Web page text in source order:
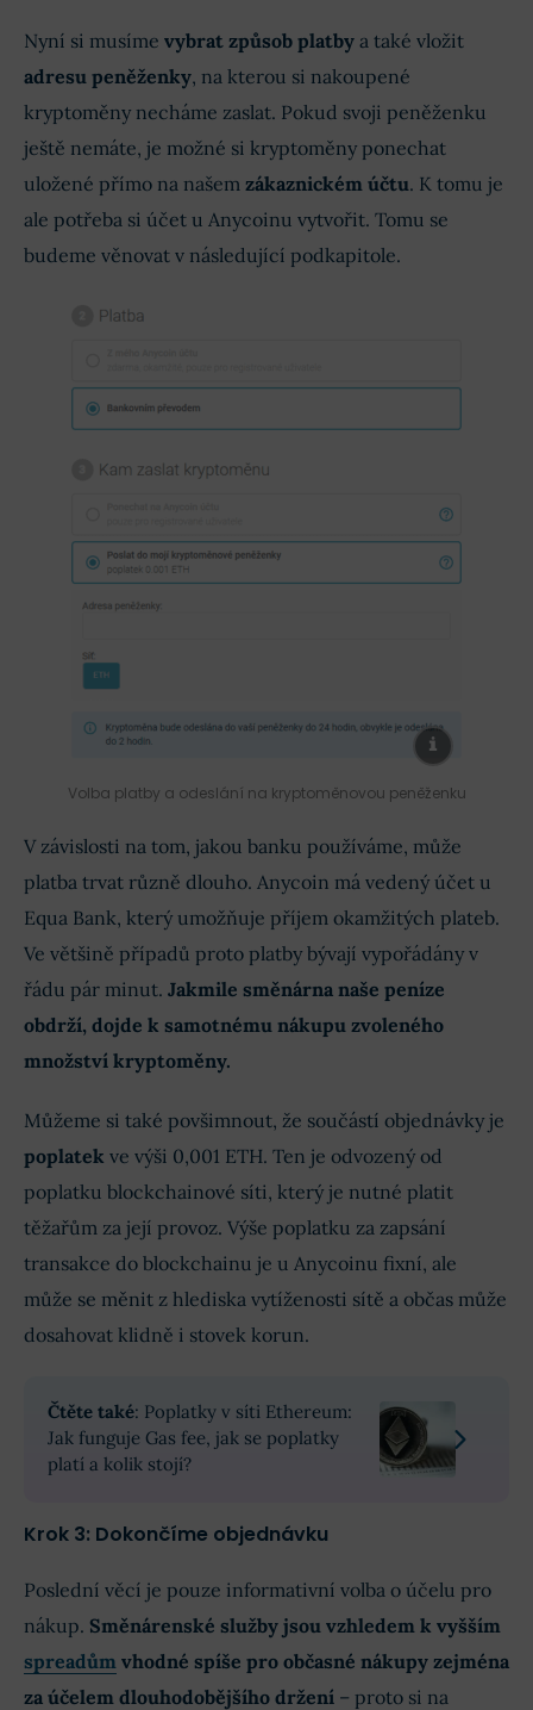
Nyní si musíme vybrat způsob platby a také vložit
adresu peněženky, na kterou si nakoupené
kryptoměny necháme zaslat. Pokud svoji peněženku
ještě nemáte, je možné si kryptoměny ponechat
uložené přímo na našem zákaznickém účtu. K tomu je
ale potřeba si účet u Anycoinu vytvořit. Tomu se
budeme věnovat v následující podkapitole.
Volba platby a odeslání na kryptoměnovou peněženku
V závislosti na tom, jakou banku používáme, může
platba trvat různě dlouho. Anycoin má vedený účet u
Equa Bank, který umožňuje příjem okamžitých plateb.
Ve většině případů proto platby bývají vypořádány v
řádu pár minut. Jakmile směnárna naše peníze
obdrží, dojde k samotnému nákupu zvoleného
množství kryptoměny.
Můžeme si také povšimnout, že součástí objednávky je
poplatek ve výši 0,001 ETH. Ten je odvozený od
poplatku blockchainové síti, který je nutné platit
těžařům za její provoz. Výše poplatku za zapsání
transakce do blockchainu je u Anycoinu fixní, ale
může se měnit z hlediska vytíženosti sítě a občas může
dosahovat klidně i stovek korun.
Čtěte také: Poplatky v síti Ethereum:
Jak funguje Gas fee, jak se poplatky
platí a kolik stojí?
Krok 3: Dokončíme objednávku
Poslední věcí je pouze informativní volba o účelu pro
nákup. Směnárenské služby jsou vzhledem k vyšším
spreadům vhodné spíše pro občasné nákupy zejména
za účelem dlouhodobějšího držení – proto si na